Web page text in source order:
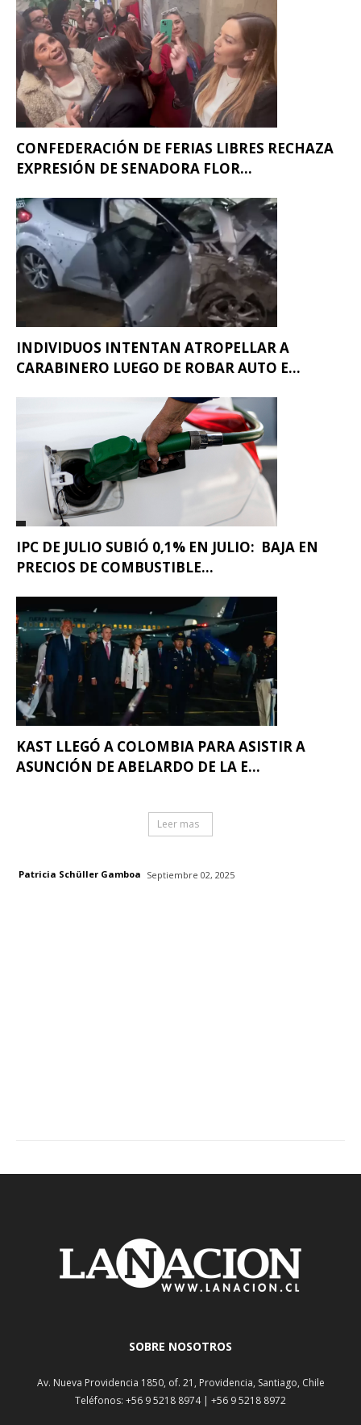
CONFEDERACIÓN DE FERIAS LIBRES RECHAZA
EXPRESIÓN DE SENADORA FLOR...
INDIVIDUOS INTENTAN ATROPELLAR A
CARABINERO LUEGO DE ROBAR AUTO E...
IPC DE JULIO SUBIÓ 0,1% EN JULIO: BAJA EN
PRECIOS DE COMBUSTIBLE...
KAST LLEGÓ A COLOMBIA PARA ASISTIR A
ASUNCIÓN DE ABELARDO DE LA E...
Leer mas
Patricia Schüller Gamboa Septiembre 02, 2025
SOBRE NOSOTROS
Av. Nueva Providencia 1850, of. 21, Providencia, Santiago, Chile
Teléfonos: +56 9 5218 8974 | +56 9 5218 8972